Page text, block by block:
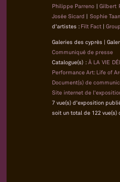
Philippe Parreno |Gilbert
Josée Sicard | Sophie
d'artistes : Filt Fact |
Galeries des cyprès |
Communiqué de presse
Catalogue(s) : À LA VIE
Performance Art: Life of
Document(s) de
Site internet de
7 vue(s) d'exposition
soit un total de 122